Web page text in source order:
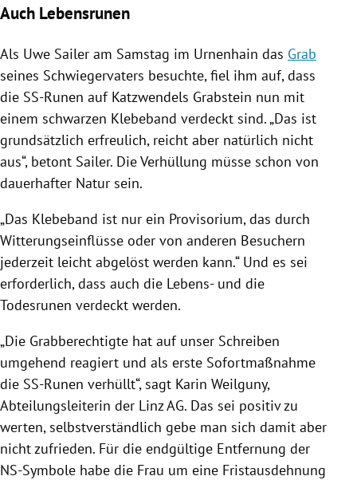
Auch Lebensrunen
Als Uwe Sailer am Samstag im Urnenhain das Grab
seines Schwiegervaters besuchte, fiel ihm auf, dass
die SS-Runen auf Katzwendels Grabstein nun mit
einem schwarzen Klebeband verdeckt sind. „Das ist
grundsätzlich erfreulich, reicht aber natürlich nicht
aus“, betont Sailer. DieVerhüllung müsse schon von
dauerhafter Natur sein.
„Das Klebeband ist nur ein Provisorium, das durch
Witterungseinflüsse oder von anderen Besuchern
jederzeit leicht abgelöst werden kann.“ Und es sei
erforderlich, dass auch die Lebens- und die
Todesrunen verdeckt werden.
„Die Grabberechtigte hat auf unser Schreiben
umgehend reagiert und als erste Sofortmaßnahme
die SS-Runen verhüllt“, sagt Karin Weilguny,
Abteilungsleiterin der LinzAG. Das sei positiv zu
werten, selbstverständlich gebe man sich damit aber
nicht zufrieden. Für die endgültige Entfernung der
NS-Symbole habe die Frau um eine Fristausdehnung